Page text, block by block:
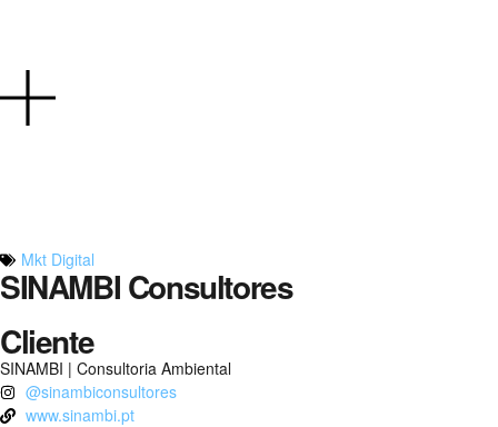
Mkt Digital
SINAMBI Consultores
Cliente
SINAMBI | Consultoria Ambiental
@sinambiconsultores
www.sinambi.pt